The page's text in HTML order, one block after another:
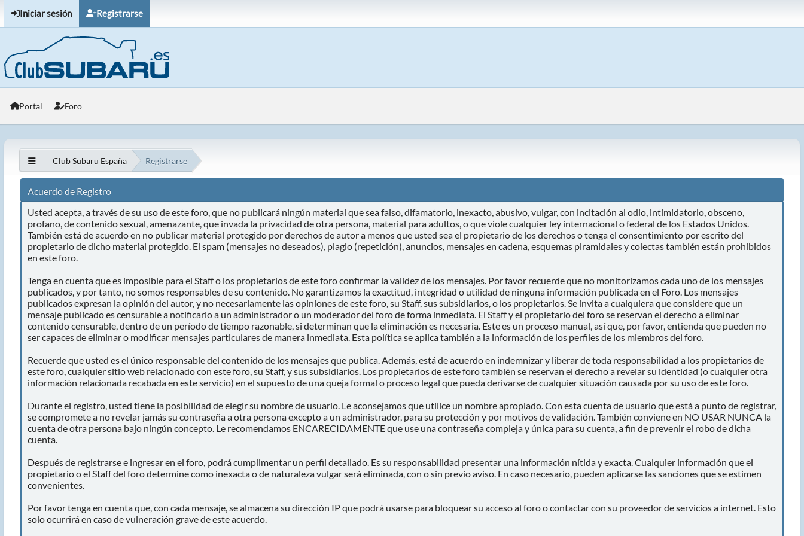
Iniciar sesión Registrarse
Portal Foro
Club Subaru España Registrarse
Acuerdo de Registro
Usted acepta, a través de su uso de este foro, que no publicará ningún material que sea falso, difamatorio, inexacto, abusivo, vulgar, con incitación al odio, intimidatorio, obsceno,
profano, de contenido sexual, amenazante, que invada la privacidad de otra persona, material para adultos, o que viole cualquier ley internacional o federal de los Estados Unidos.
También está de acuerdo en no publicar material protegido por derechos de autor a menos que usted sea el propietario de los derechos o tenga el consentimiento por escrito del
propietario de dicho material protegido. El spam (mensajes no deseados), plagio (repetición), anuncios, mensajes en cadena, esquemas piramidales y colectas también están prohibidos
en este foro.
Tenga en cuenta que es imposible para el Staff o los propietarios de este foro confirmar la validez de los mensajes. Por favor recuerde que no monitorizamos cada uno de los mensajes
publicados, y por tanto, no somos responsables de su contenido. No garantizamos la exactitud, integridad o utilidad de ninguna información publicada en el Foro. Los mensajes
publicados expresan la opinión del autor, y no necesariamente las opiniones de este foro, su Staff, sus subsidiarios, o los propietarios. Se invita a cualquiera que considere que un
mensaje publicado es censurable a notificarlo a un administrador o un moderador del foro de forma inmediata. El Staff y el propietario del foro se reservan el derecho a eliminar
contenido censurable, dentro de un período de tiempo razonable, si determinan que la eliminación es necesaria. Este es un proceso manual, así que, por favor, entienda que pueden no
ser capaces de eliminar o modificar mensajes particulares de manera inmediata. Esta política se aplica también a la información de los perfiles de los miembros del foro.
Recuerde que usted es el único responsable del contenido de los mensajes que publica. Además, está de acuerdo en indemnizar y liberar de toda responsabilidad a los propietarios de
este foro, cualquier sitio web relacionado con este foro, su Staff, y sus subsidiarios. Los propietarios de este foro también se reservan el derecho a revelar su identidad (o cualquier otra
información relacionada recabada en este servicio) en el supuesto de una queja formal o proceso legal que pueda derivarse de cualquier situación causada por su uso de este foro.
Durante el registro, usted tiene la posibilidad de elegir su nombre de usuario. Le aconsejamos que utilice un nombre apropiado. Con esta cuenta de usuario que está a punto de registrar,
se compromete a no revelar jamás su contraseña a otra persona excepto a un administrador, para su protección y por motivos de validación. También conviene en NO USAR NUNCA la
cuenta de otra persona bajo ningún concepto. Le recomendamos ENCARECIDAMENTE que use una contraseña compleja y única para su cuenta, a fin de prevenir el robo de dicha
cuenta.
Después de registrarse e ingresar en el foro, podrá cumplimentar un perfil detallado. Es su responsabilidad presentar una información nítida y exacta. Cualquier información que el
propietario o el Staff del foro determine como inexacta o de naturaleza vulgar será eliminada, con o sin previo aviso. En caso necesario, pueden aplicarse las sanciones que se estimen
convenientes.
Por favor tenga en cuenta que, con cada mensaje, se almacena su dirección IP que podrá usarse para bloquear su acceso al foro o contactar con su proveedor de servicios a internet. Esto
solo ocurrirá en caso de vulneración grave de este acuerdo.